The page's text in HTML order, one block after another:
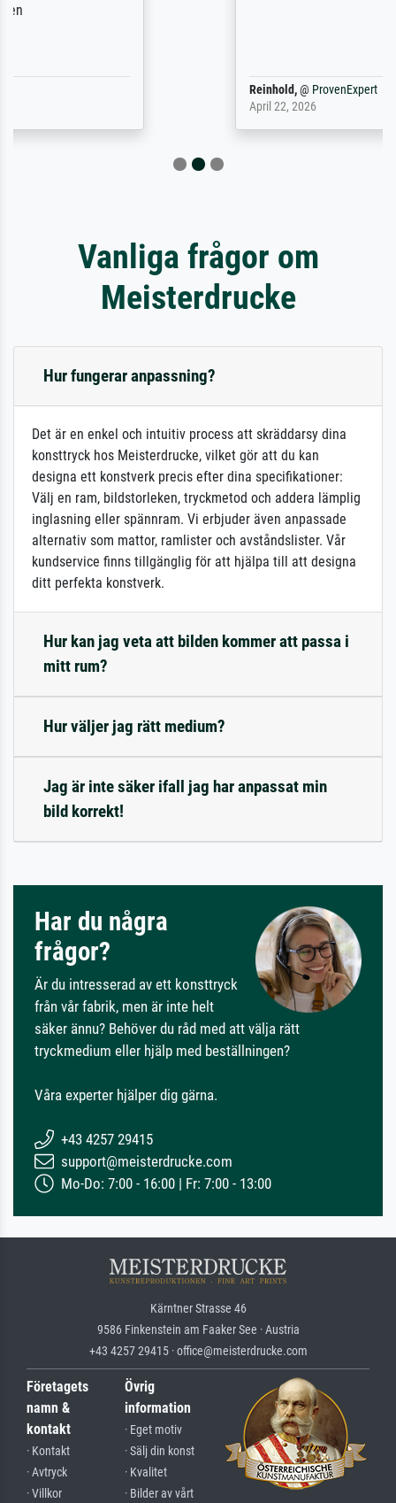
Vanliga frågor om
Meisterdrucke
Hur fungerar anpassning?
Det är en enkel och intuitiv process att skräddarsy dina
konsttryck hos Meisterdrucke, vilket gör att du kan
designa ett konstverk precis efter dina specifikationer:
Välj en ram, bildstorleken, tryckmetod och addera lämplig
inglasning eller spännram. Vi erbjuder även anpassade
alternativ som mattor, ramlister och avståndslister. Vår
kundservice finns tillgänglig för att hjälpa till att designa
ditt perfekta konstverk.
Hur kan jag veta att bilden kommer att passa i
mitt rum?
Hur väljer jag rätt medium?
Jag är inte säker ifall jag har anpassat min
bild korrekt!
Har du några
frågor?
Är du intresserad av ett konsttryck
från vår fabrik, men är inte helt
säker ännu? Behöver du råd med att välja rätt
tryckmedium eller hjälp med beställningen?
Våra experter hjälper dig gärna.
+43 4257 29415
support@meisterdrucke.com
Mo-Do: 7:00 - 16:00 | Fr: 7:00 - 13:00
Kärntner Strasse 46
9586 Finkenstein am Faaker See · Austria
+43 4257 29415 · office@meisterdrucke.com
Företagets
namn &
kontakt
· Kontakt
· Avtryck
· Villkor
Övrig
information
· Eget motiv
· Sälj din konst
· Kvalitet
· Bilder av vårt